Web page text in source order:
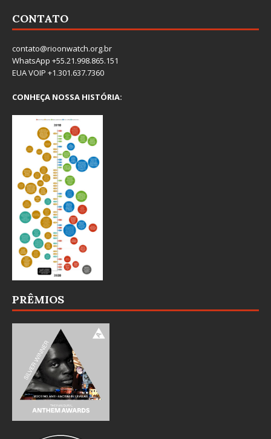
CONTATO
contato@rioonwatch.org.br
WhatsApp +55.21.998.865.151
EUA VOIP +1.301.637.7360
CONHEÇA NOSSA HISTÓRIA:
PRÊMIOS